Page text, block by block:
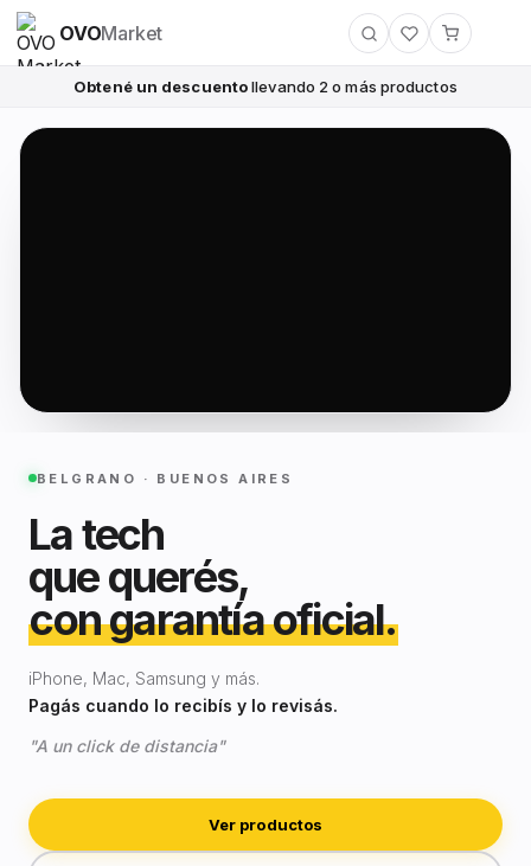
OVOMarket
Obtené un descuentollevando 2 o más productos
BELGRANO · BUENOS AIRES
La tech
que querés,
con garantía oficial.
iPhone, Mac, Samsung y más.
Pagás cuando lo recibís y lo revisás.
"A un click de distancia"
Ver productos